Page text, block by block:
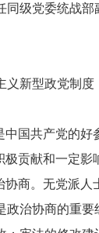
级党委统战
型政党制度
共产党的好
献和一定影
。无党派人
协商的重要